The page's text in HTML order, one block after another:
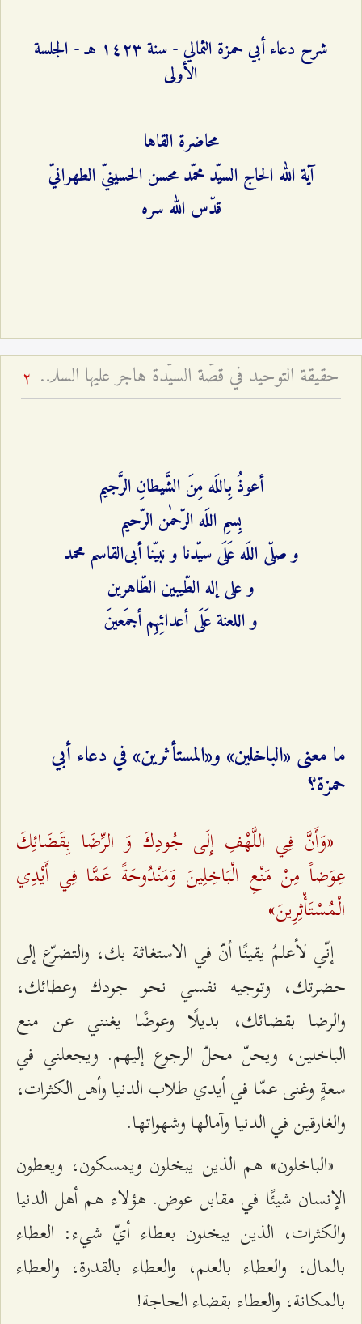
شرح دعاء أبي حمزة الثمالي - سنة ۱٤٢٣ هـ - الجلسة
الأولى
محاضرة القاها
آية الله الحاج السيّد محمّد محسن الحسينيّ الطهرانيّ
قدّس الله سره
حقيقة التوحيد في قصّة السيّدة هاجر عليها السلام - لماذا يقتدي النبيّ والإمام بعمل امرأة؟ 2
أعوذُ بِاللَه مِنَ الشَّیطانِ الرَّجیم
بِسمِ اللَه الرّحمٰن الرّحیم
و صلّی اللَه عَلَی سیّدنا و نبیّنا أبی‌القاسم محمد
و علی إله الطّیبین الطّاهرین
و اللعنة عَلَی أعدائِهِم أجمَعینَ
ما معنى «الباخلين» و«المستأثرين» في دعاء أبي
حمزة؟
«وَأَنَّ فِي اللَّهْفِ إِلَى جُودِكَ وَ الرِّضَا بِقَضَائِكَ
عِوَضاً مِنْ مَنْعِ الْبَاخِلِينَ وَمَنْدُوحَةً عَمَّا فِي أَيْدِي
الْمُسْتَأْثِرِينَ»
إنّي لأعلمُ يقينًا أنّ في الاستغاثة بك، والتضرّع إلى
حضرتك، وتوجيه نفسي نحو جودك وعطائك،
والرضا بقضائك، بديلًا وعوضًا يغنني عن منع
الباخلين، ويحلّ محلّ الرجوع إليهم. ويجعلني في
سعةٍ وغنى عمّا في أيدي طلاب الدنيا وأهل الكثرات،
والغارقين في الدنيا وآمالها وشهواتها.
«الباخلون» هم الذين يبخلون ويمسكون، ويعطون
الإنسان شيئًا في مقابل عوض. هؤلاء هم أهل الدنيا
والكثرات، الذين يبخلون بعطاء أيّ شيء: العطاء
بالمال، والعطاء بالعلم، والعطاء بالقدرة، والعطاء
بالمكانة، والعطاء بقضاء الحاجة!